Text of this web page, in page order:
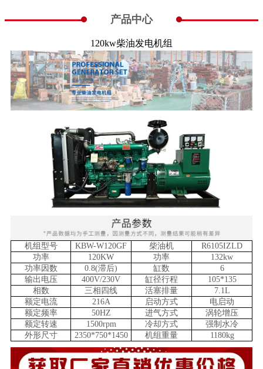
产品中心
120kw柴油发电机组
机组型号 KBW-W120GF 柴油机
R6105IZLD
功率
120KW 功率
132kw
功率因数
0.8(滞后) 缸数
6
输出电压
400V/230V 缸径行程
105*135
相数
三相四线 活塞排量
7.1L
额定电流
216A 启动方式
电启动
额定频率
50HZ 进气方式
涡轮增压
额定转速
1500rpm 冷却方式
强制水冷
外形尺寸
2350*750*1450 机组重量 1180kg